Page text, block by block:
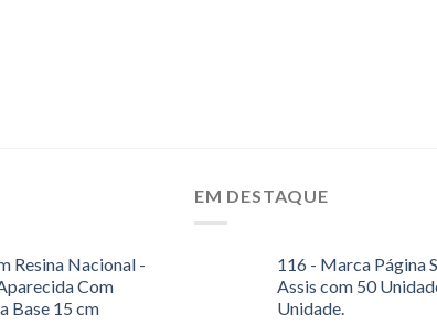
Resina Nacional -
Com
Base 15 cm
EM DESTAQUE
116 - Marca Página
Assis com 50
Unidade.